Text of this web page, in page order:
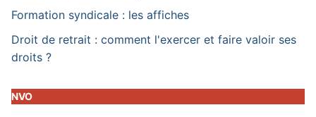
Formation syndicale : les affiches
Droit de retrait : comment l'exercer et faire valoir ses
droits ?
NVO